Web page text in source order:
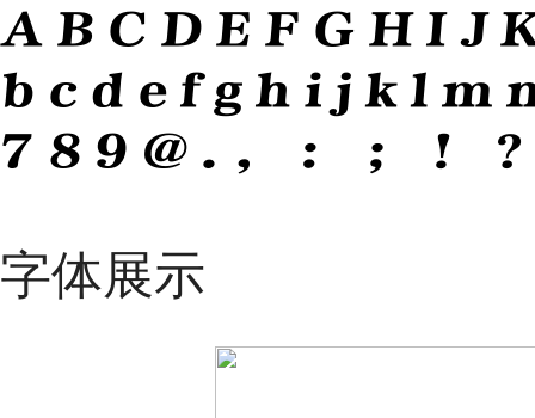
789@.，：；
字体展示